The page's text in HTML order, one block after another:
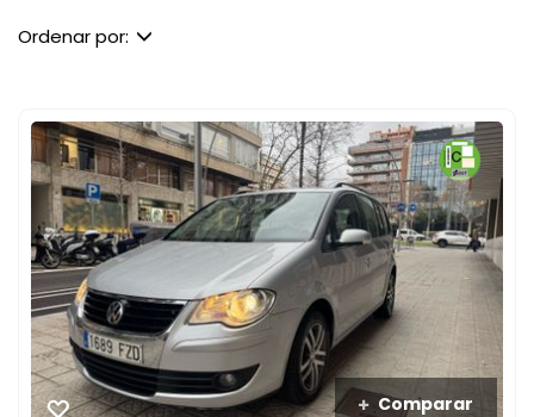
Ordenar por:
Comparar